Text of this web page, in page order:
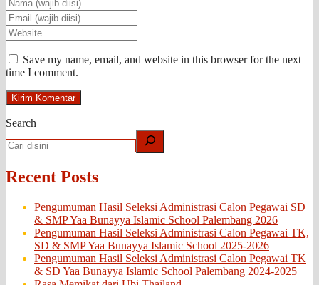
Save my name, email, and website in this browser for the next
time I comment.
Search
Recent Posts
Pengumuman Hasil Seleksi Administrasi Calon Pegawai SD
& SMP Yaa Bunayya Islamic School Palembang 2026
Pengumuman Hasil Seleksi Administrasi Calon Pegawai TK,
SD & SMP Yaa Bunayya Islamic School 2025-2026
Pengumuman Hasil Seleksi Administrasi Calon Pegawai TK
& SD Yaa Bunayya Islamic School Palembang 2024-2025